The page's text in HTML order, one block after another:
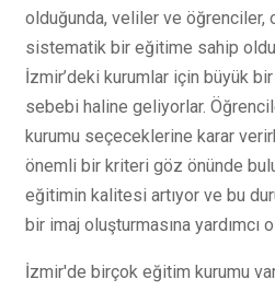
olduğunda, veliler ve öğrenciler,
sistematik bir eğitime sahip
İzmir’deki kurumlar için büyük
sebebi haline geliyorlar.
kurumu seçeceklerine karar
önemli bir kriteri göz önünde
eğitimin kalitesi artıyor ve bu
bir imaj oluşturmasına yardımcı
İzmir'de birçok eğitim kurumu